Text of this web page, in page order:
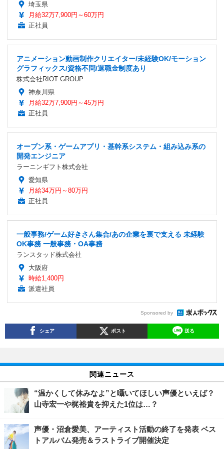
埼玉県
月給32万7,900円～60万円
正社員
アニメーション動画制作クリエイター/未経験OK/モーション
グラフィックス/資格不問/退職金制度あり
株式会社RIOT GROUP
神奈川県
月給32万7,900円～45万円
正社員
オープン系・ゲームアプリ・基幹系システム・組み込み系の
開発エンジニア
ラーニンギフト株式会社
愛知県
月給34万円～80万円
正社員
一般事務/ゲーム好きさん集合/あの企業を裏で支える 未経験
OK事務 一般事務・OA事務
ランスタッド株式会社
大阪府
時給1,400円
派遣社員
Sponsored by
シェア ポスト 送る
関連ニュース
“温かくして休みなよ”と囁いてほしい声優といえば？
山寺宏一や梶裕貴を抑えた1位は…？
声優・沼倉愛美、アーティスト活動の終了を発表 ベス
トアルバム発売＆ラストライブ開催決定